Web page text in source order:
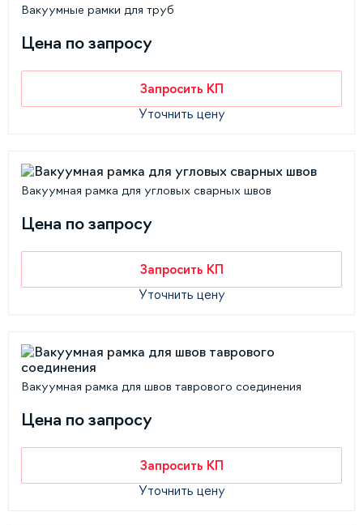
Вакуумные рамки для труб
Цена по запросу
Запросить КП
Уточнить цену
Вакуумная рамка для угловых сварных швов
Цена по запросу
Запросить КП
Уточнить цену
Вакуумная рамка для швов таврового соединения
Цена по запросу
Запросить КП
Уточнить цену